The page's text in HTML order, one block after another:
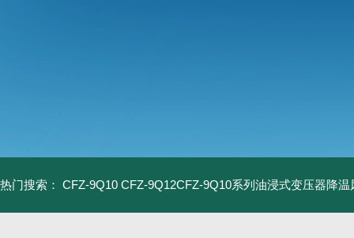
热门搜索： CFZ-9Q10 CFZ-9Q12CFZ-9Q10系列油浸式变压器降温